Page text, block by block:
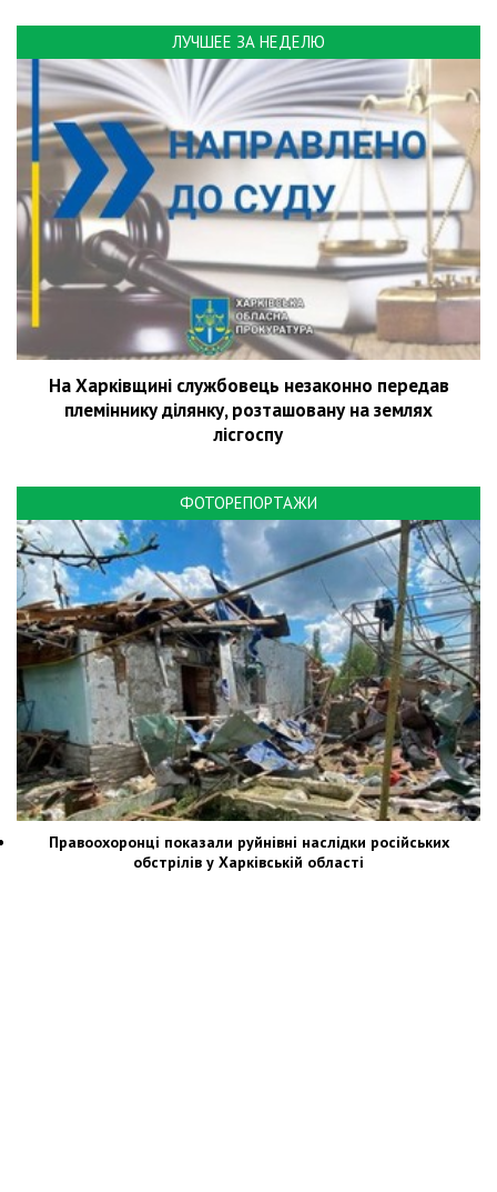
ЛУЧШЕЕ ЗА НЕДЕЛЮ
На Харківщині службовець незаконно передав
племіннику ділянку, розташовану на землях
лісгоспу
ФОТОРЕПОРТАЖИ
Правоохоронці показали руйнівні наслідки російських
обстрілів у Харківській області